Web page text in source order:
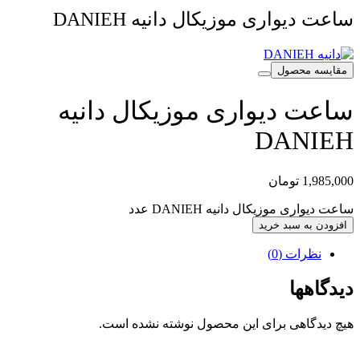
ساعت دیواری موزیکال دانیه DANIEH
مقایسه محصول
ساعت دیواری موزیکال دانیه
DANIEH
1,985,000 تومان
ساعت دیواری موزیکال دانیه DANIEH عدد
افزودن به سبد خرید
نظرات (0)
دیدگاهها
هیچ دیدگاهی برای این محصول نوشته نشده است.